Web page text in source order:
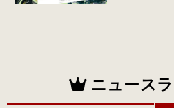
ニュース